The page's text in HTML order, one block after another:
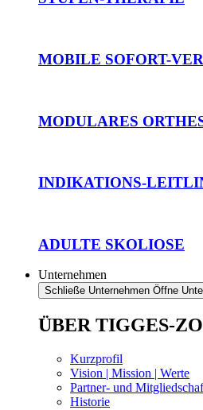
MOBILE SOFORT-
MODULARES
INDIKATIONS-
ADULTE SKOLIOSE
Unternehmen
Schließe Unternehmen Öffne
ÜBER TIGGES-
Kurzprofil
Vision | Mission | Werte
Partner- und
Historie